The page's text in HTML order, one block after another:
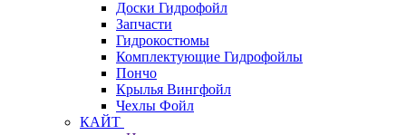
Доски Гидрофойл
Запчасти
Гидрокостюмы
Комплектующие Гидрофойлы
Пончо
Крылья Вингфойл
Чехлы Фойл
КАЙТ